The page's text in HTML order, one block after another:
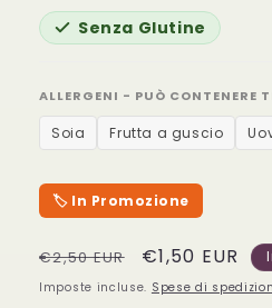
Senza Glutine
ALLERGENI - PUÒ CONTENERE
Soia Frutta a guscio
🏷️ In Promozione
Prezzo
di
€2,50 EUR
Prezzo
scontato
€1,50 EUR
Imposte incluse. Spese di